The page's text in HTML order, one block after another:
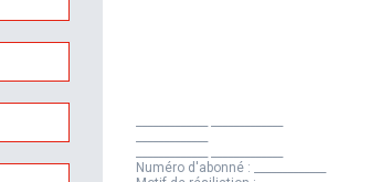
Numéro d'abonné :